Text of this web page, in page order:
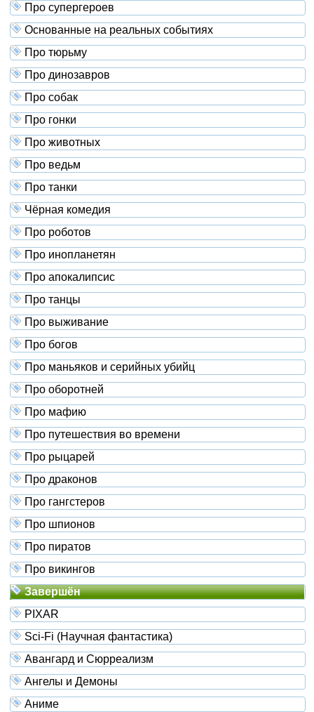
Про супергероев
Основанные на реальных событиях
Про тюрьму
Про динозавров
Про собак
Про гонки
Про животных
Про ведьм
Про танки
Чёрная комедия
Про роботов
Про инопланетян
Про апокалипсис
Про танцы
Про выживание
Про богов
Про маньяков и серийных убийц
Про оборотней
Про мафию
Про путешествия во времени
Про рыцарей
Про драконов
Про гангстеров
Про шпионов
Про пиратов
Про викингов
Завершён
PIXAR
Sci-Fi (Научная фантастика)
Авангард и Сюрреализм
Ангелы и Демоны
Аниме